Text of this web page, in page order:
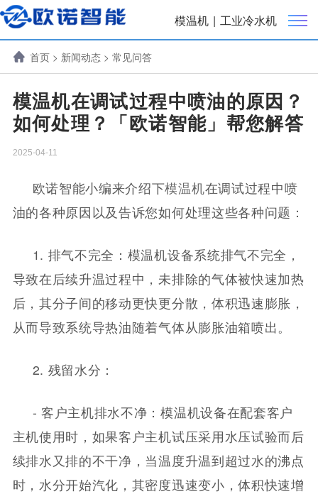
模温机 | 工业冷水机
首页> 新闻动态> 常见问答
模温机在调试过程中喷油的原因？
如何处理？「欧诺智能」帮您解答
2025-04-11
欧诺智能小编来介绍下模温机在调试过程中喷
油的各种原因以及告诉您如何处理这些各种问题：
1. 排气不完全：模温机设备系统排气不完全，
导致在后续升温过程中，未排除的气体被快速加热
后，其分子间的移动更快更分散，体积迅速膨胀，
从而导致系统导热油随着气体从膨胀油箱喷出。
2. 残留水分：
- 客户主机排水不净：模温机设备在配套客户
主机使用时，如果客户主机试压采用水压试验而后
续排水又排的不干净，当温度升温到超过水的沸点
时，水分开始汽化，其密度迅速变小，体积快速增